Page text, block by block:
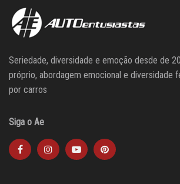
Seriedade, diversidade e emoção desde de
próprio, abordagem emocional e diversidade
por carros
Siga o Ae